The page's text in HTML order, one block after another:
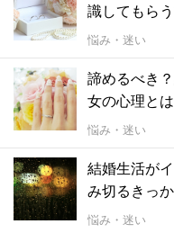
識してもら
悩み・迷い
諦めるべき
女の心理と
悩み・迷い
結婚生活が
み切るきっ
悩み・迷い